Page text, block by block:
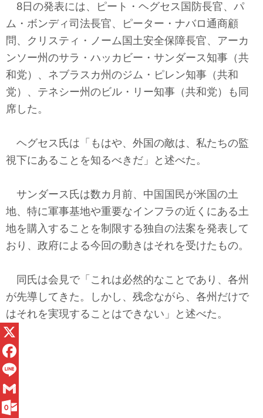
8日の発表には、ピート・ヘグセス国防長官、パ
ム・ボンディ司法長官、ピーター・ナバロ通商顧
問、クリスティ・ノーム国土安全保障長官、アーカ
ンソー州のサラ・ハッカビー・サンダース知事（共
和党）、ネブラスカ州のジム・ピレン知事（共和
党）、テネシー州のビル・リー知事（共和党）も同
席した。
ヘグセス氏は「もはや、外国の敵は、私たちの監
視下にあることを知るべきだ」と述べた。
サンダース氏は数カ月前、中国国民が米国の土
地、特に軍事基地や重要なインフラの近くにある土
地を購入することを制限する独自の法案を発表して
おり、政府による今回の動きはそれを受けたもの。
同氏は会見で「これは必然的なことであり、各州
が先導してきた。しかし、残念ながら、各州だけで
はそれを実現することはできない」と述べた。
X
F
a
c
L
G